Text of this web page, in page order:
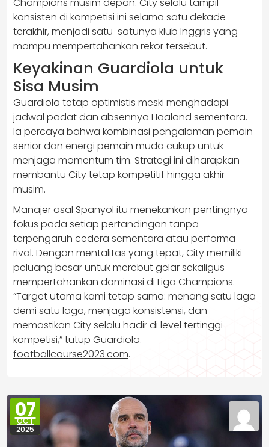
konsisten di kompetisi ini selama satu dekade
terakhir, menjadi satu-satunya klub Inggris yang
mampu mempertahankan rekor tersebut.
Keyakinan Guardiola untuk
Sisa Musim
Guardiola tetap optimistis meski menghadapi
jadwal padat dan absennya Haaland sementara.
Ia percaya bahwa kombinasi pengalaman pemain
senior dan energi pemain muda cukup untuk
menjaga momentum tim. Strategi ini diharapkan
membantu City tetap kompetitif hingga akhir
musim.
Manajer asal Spanyol itu menekankan pentingnya
fokus pada setiap pertandingan tanpa
terpengaruh cedera sementara atau performa
rival. Dengan mentalitas yang tepat, City memiliki
peluang besar untuk merebut gelar sekaligus
mempertahankan dominasi di Liga Champions.
“Target utama kami tetap sama: menang satu laga
demi satu laga, menjaga konsistensi, dan
memastikan City selalu hadir di level tertinggi
kompetisi,” tutup Guardiola.
footballcourse2023.com.
07
OCT
2025